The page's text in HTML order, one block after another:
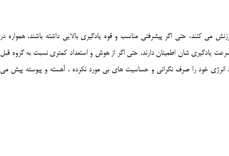
مي كنند، حتي اگر پيشرفتي مناسب و قوه يادگيري بالايي داشته باشند، همواره در
يادگيري شان اطمينان دارند، حتي اگر از هوش و استعداد كمتري نسبت به گروه قبل
انرژي خود را صرف نگراني و حساسيت هاي بي مورد نكرده ، آهسته و پيوسته پيش مي